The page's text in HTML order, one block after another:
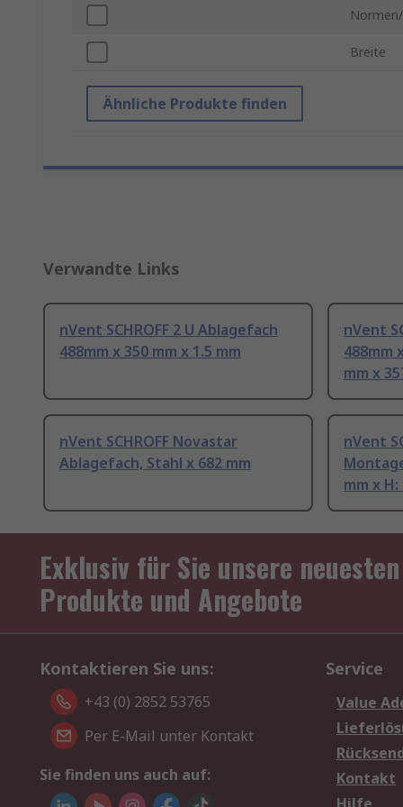
Breite
Ähnliche Produkte finden
Verwandte Links
nVent SCHROFF 2 U Ablagefach
488mm x 350 mm x 1.5 mm
nVent
488mm
mm x
nVent SCHROFF Novastar
Ablagefach, Stahl x 682 mm
nVent
mm x H:
Exklusiv für Sie unsere neuesten
Produkte und Angebote
Kontaktieren Sie uns:
+43 (0) 2852 53765
Per E-Mail unter Kontakt
Sie finden uns auch auf:
Service
Value
Kontakt